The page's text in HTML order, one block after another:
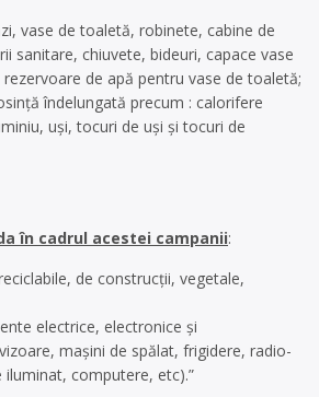
vase de toaletă, robinete, cabine de
sanitare, chiuvete, bideuri, capace vase
de apă pentru vase de toaletă;
îndelungată precum : calorifere
uși, tocuri de uși şi tocuri de
în cadrul acestei campanii:
de construcții, vegetale,
electrice, electronice și
mașini de spălat, frigidere, radio-
computere, etc).”